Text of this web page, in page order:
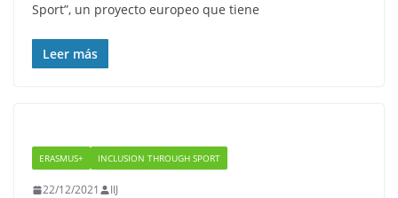
Sport”, un proyecto europeo que tiene
Leer más
ERASMUS+ INCLUSION THROUGH SPORT
22/12/2021 IIJ